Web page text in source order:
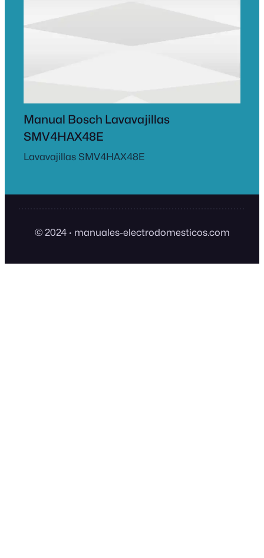
Manual Bosch Lavavajillas
SMV4HAX48E
Lavavajillas SMV4HAX48E
© 2024 · manuales-electrodomesticos.com